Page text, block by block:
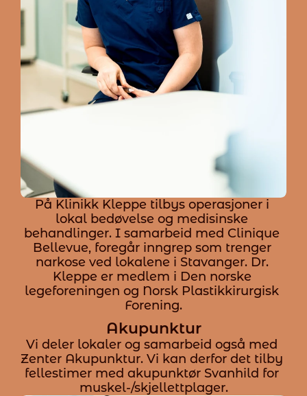
På Klinikk Kleppe tilbys operasjoner i
lokal bedøvelse og medisinske
behandlinger. I samarbeid med Clinique
Bellevue, foregår inngrep som trenger
narkose ved lokalene i Stavanger. Dr.
Kleppe er medlem i Den norske
legeforeningen og Norsk Plastikkirurgisk
Forening.
Akupunktur
Vi deler lokaler og samarbeid også med
Zenter Akupunktur. Vi kan derfor det tilby
fellestimer med akupunktør Svanhild for
muskel-/skjellettplager.